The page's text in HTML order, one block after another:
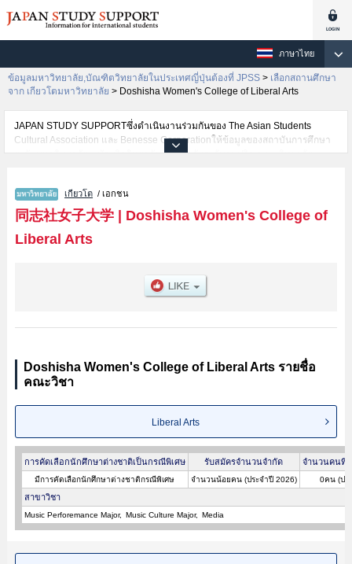
ภาษาไทย
ข้อมูลมหาวิทยาลัย,บัณฑิตวิทยาลัยในประเทศญี่ปุ่นต้องที่ JPSS > เลือกสถานศึกษา
จาก เกียวโตมหาวิทยาลัย > Doshisha Women's College of Liberal Arts
JAPAN STUDY SUPPORTซึ่งดำเนินงานร่วมกันของ The Asian Students
Cultural Association และ Benesse Corporationให้ข้อมูลของสถาบันการศึกษา
ระดับมหาวิทยาลัย・บัณฑิตวิทยาลัย・วิทยาลัยระดับอนุปริญญา・วิทยาลัย
จำเป็นสำหรับนักศึกษาต่างชาติเช่นข้อมูลของแต่ละคณะ,ข้อมูลการสอบคัดเลือก
เข้าศึกษาเช่นจำนวนคนที่รับสมัครหรือจำนวนคนที่ผ่านการสอบคัดเลือก
เป็นต้น,แนะนำสถานที่,การเดินทางเป็นต้นไว้ด้วยดังนั้นขอเชิญใช้บริการค้นหา
ข้อมูลตามอัธยาศัย
เกียวโต / เอกชน
同志社女子大学| Doshisha Women's College of
Liberal Arts
Doshisha Women's College of Liberal Arts รายชื่อ
คณะวิชา
Liberal Arts
การคัดเลือกนักศึกษาต่างชาติเป็นกรณีพิเศษ รับสมัครจำนวนจำกัด จำนวนคนที่
มีการคัดเลือกนักศึกษาต่างชาติกรณีพิเศษ จำนวนน้อยคน (ประจำปี 2026) 0คน (ปร
สาขาวิชา
Music Perforemance Major Music Culture Major Media